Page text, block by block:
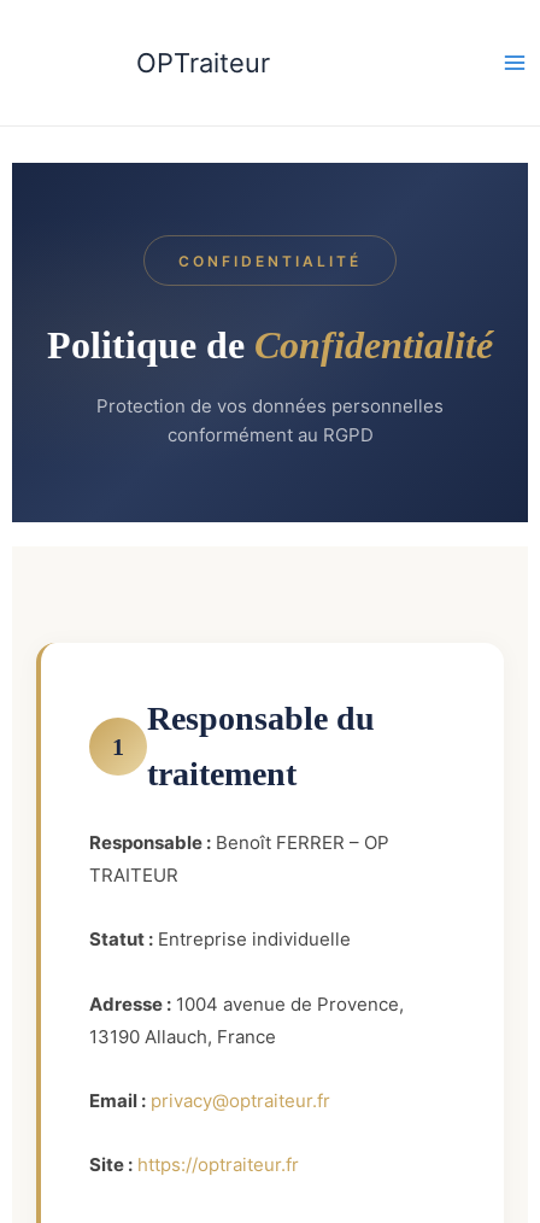
OPTraiteur
CONFIDENTIALITÉ
Politique de Confidentialité
Protection de vos données personnelles
conformément au RGPD
1
Responsable du
traitement
Responsable : Benoît FERRER – OP
TRAITEUR
Statut : Entreprise individuelle
Adresse : 1004 avenue de Provence,
13190 Allauch, France
Email : privacy@optraiteur.fr
Site : https://optraiteur.fr